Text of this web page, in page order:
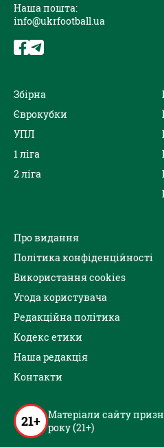
Наша пошта:
info@ukrfootball.ua
Збірна
Єврокубки
УПЛ
1 ліга
2 ліга
Про видання
Політика конфіденційності
Використання cookies
Угода користувача
Редакційна політика
Кодекс етики
Наша редакція
Контакти
21+ Матеріали сайту
року (21+)